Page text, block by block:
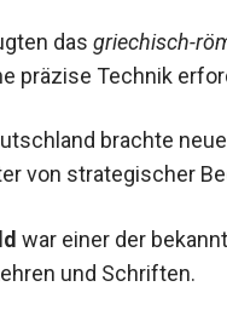
das griechisch-
präzise Technik
brachte
von strategischer
war einer der
und Schriften.